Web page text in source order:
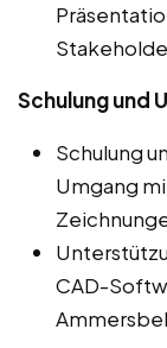
Schulung und
Schulung
Umgang
CAD-